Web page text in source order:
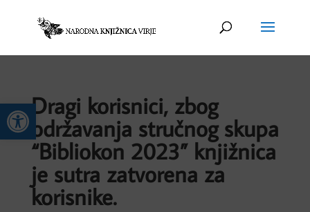
Open toolbar
Dragi korisnici, zbog
održavanja stručnog skupa
“Bibliokon 2023” knjižnica
je sutra zatvorena za
korisnike.